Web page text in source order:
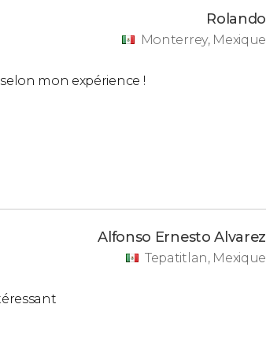
Rolando
Monterrey, Mexique
mon expérience !
Alfonso Ernesto Alvarez
Tepatitlan, Mexique